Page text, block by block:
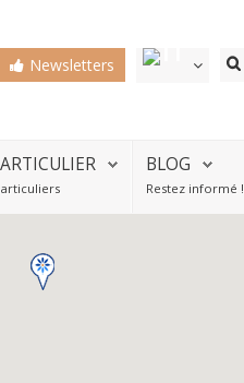
Newsletters
BLOG
Restez informé !